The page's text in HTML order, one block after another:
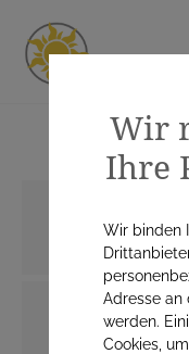
Wir
Ihre
Wir binden
Adresse
werden.
Cookies,